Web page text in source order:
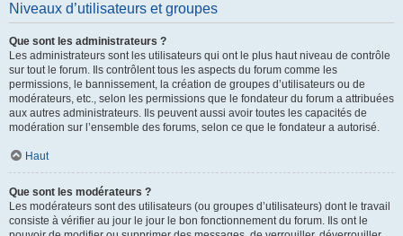
Niveaux d’utilisateurs et groupes
Que sont les administrateurs ?
Les administrateurs sont les utilisateurs qui ont le plus haut niveau de contrôle
sur tout le forum. Ils contrôlent tous les aspects du forum comme les
permissions, le bannissement, la création de groupes d’utilisateurs ou de
modérateurs, etc., selon les permissions que le fondateur du forum a attribuées
aux autres administrateurs. Ils peuvent aussi avoir toutes les capacités de
modération sur l’ensemble des forums, selon ce que le fondateur a autorisé.
Haut
Que sont les modérateurs ?
Les modérateurs sont des utilisateurs (ou groupes d’utilisateurs) dont le travail
consiste à vérifier au jour le jour le bon fonctionnement du forum. Ils ont le